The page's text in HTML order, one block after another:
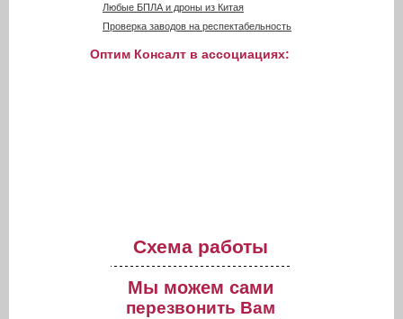
Любые БПЛА и дроны из Китая
Проверка заводов на респектабельность
Оптим Консалт в ассоциациях:
Схема работы
Мы можем сами
перезвонить Вам